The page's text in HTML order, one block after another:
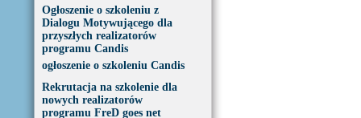
Ogłoszenie o szkoleniu z
Dialogu Motywującego dla
przyszłych realizatorów
programu Candis
ogłoszenie o szkoleniu Candis
Rekrutacja na szkolenie dla
nowych realizatorów
programu FreD goes net